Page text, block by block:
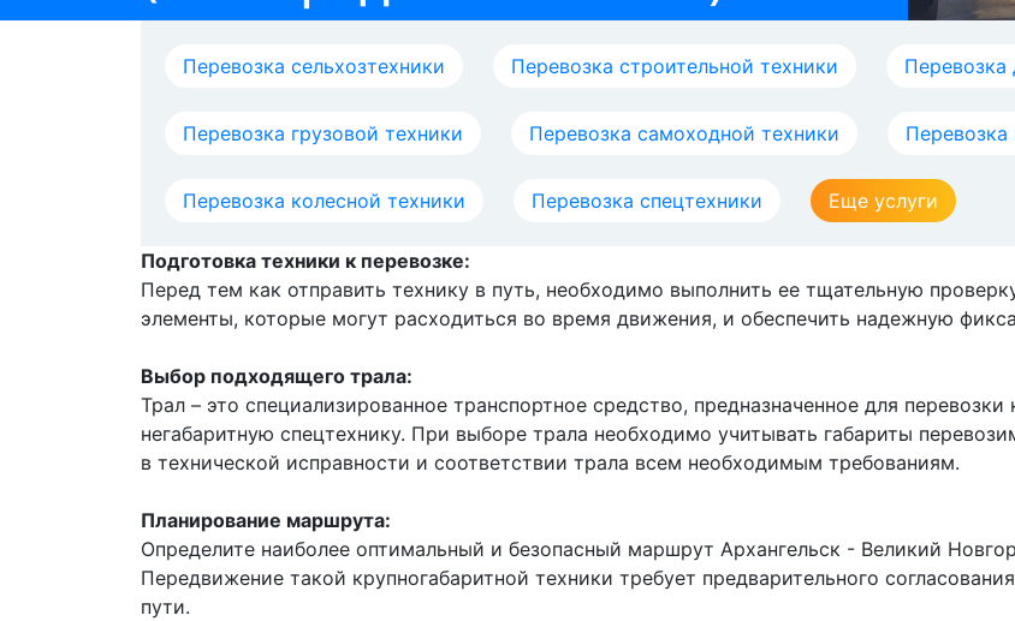
Перевозка сельхозтехники Перевозка строительной техники
Перевозка грузовой техники Перевозка самоходной техники Перевозка
Перевозка колесной техники Перевозка спецтехники Еще услуги
Подготовка техники к перевозке:
Перед тем как отправить технику в путь, необходимо выполнить ее тщательную
элементы, которые могут расходиться во время движения, и обеспечить надежную
Выбор подходящего трала:
Трал – это специализированное транспортное средство, предназначенное для
негабаритную спецтехнику. При выборе трала необходимо учитывать габариты
в технической исправности и соответствии трала всем необходимым требованиям.
Планирование маршрута:
Определите наиболее оптимальный и безопасный маршрут Архангельск - Великий
Передвижение такой крупногабаритной техники требует предварительного
пути.